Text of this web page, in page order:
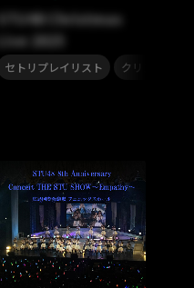
STU48 Christmas
Live 2025
セトリプレイリスト クリスマス